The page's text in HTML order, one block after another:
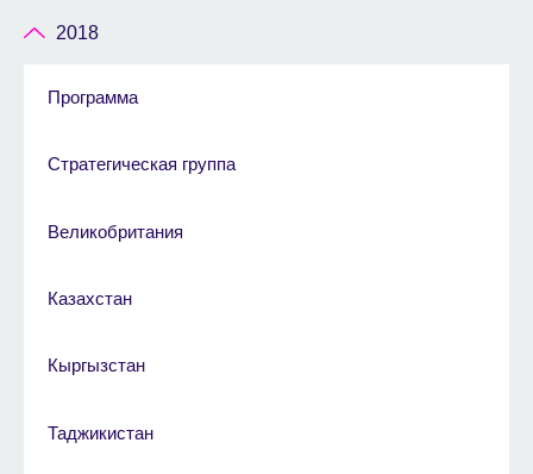
2018
Программа
Стратегическая группа
Великобритания
Казахстан
Кыргызстан
Таджикистан